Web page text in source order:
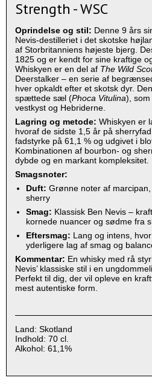
Strength - WSC
Oprindelse og stil: Denne 9 års
Nevis‑destilleriet i det skotske
af Storbritanniens højeste bjerg.
1825 og er kendt for sine kraftige
Whiskyen er en del af The Wild
Deerstalker – en serie af
hver opkaldt efter et skotsk dyr.
spættede sæl (Phoca Vitulina), som
vestkyst og Hebriderne.
Lagring og metode: Whiskyen er
hvoraf de sidste 1,5 år på
fadstyrke på 61,1 % og udgivet i
Kombinationen af bourbon‑ og
dybde og en markant kompleksitet.
Smagsnoter:
Duft: Grønne noter af
sherry
Smag: Klassisk Ben Nevis –
kornede nuancer og sødme fra
Eftersmag: Lang og intens,
yderligere lag af smag og
Kommentar: En whisky med rå
Nevis’ klassiske stil i en
Perfekt til dig, der vil opleve en
mest autentiske form.
Land: Skotland
Indhold: 70 cl.
Alkohol: 61,1%